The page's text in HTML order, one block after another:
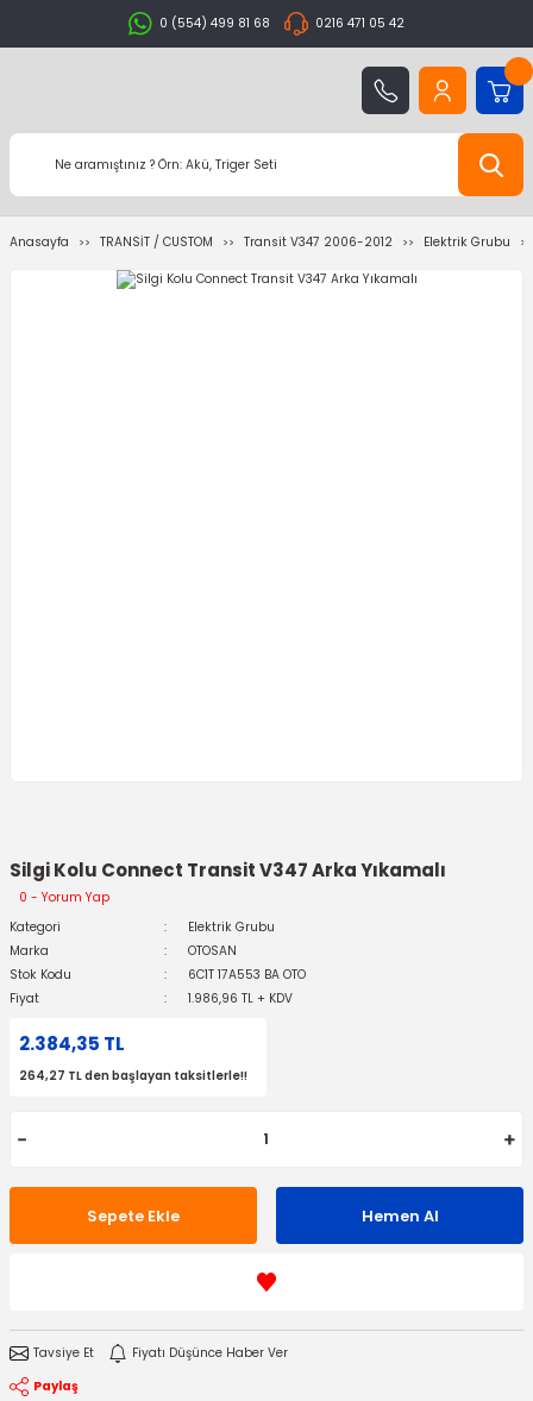
0 (554) 499 81 68 0216 471 05 42
Anasayfa TRANSİT / CUSTOM Transit V347 2006-2012 Elektrik Grubu
Silgi Kolu Connect Transit V347 Arka Yıkamalı
0 - Yorum Yap
Kategori
Elektrik Grubu
Marka
OTOSAN
Stok Kodu
6C1T 17A553 BA OTO
Fiyat
1.986,96 TL + KDV
2.384,35 TL
264,27 TL den başlayan taksitlerle!!
Sepete Ekle Hemen Al
Tavsiye Et
Fiyatı Düşünce Haber Ver
Paylaş